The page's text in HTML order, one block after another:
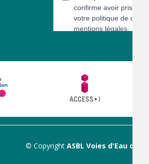
© Copyright ASBL Voies d'Eau du